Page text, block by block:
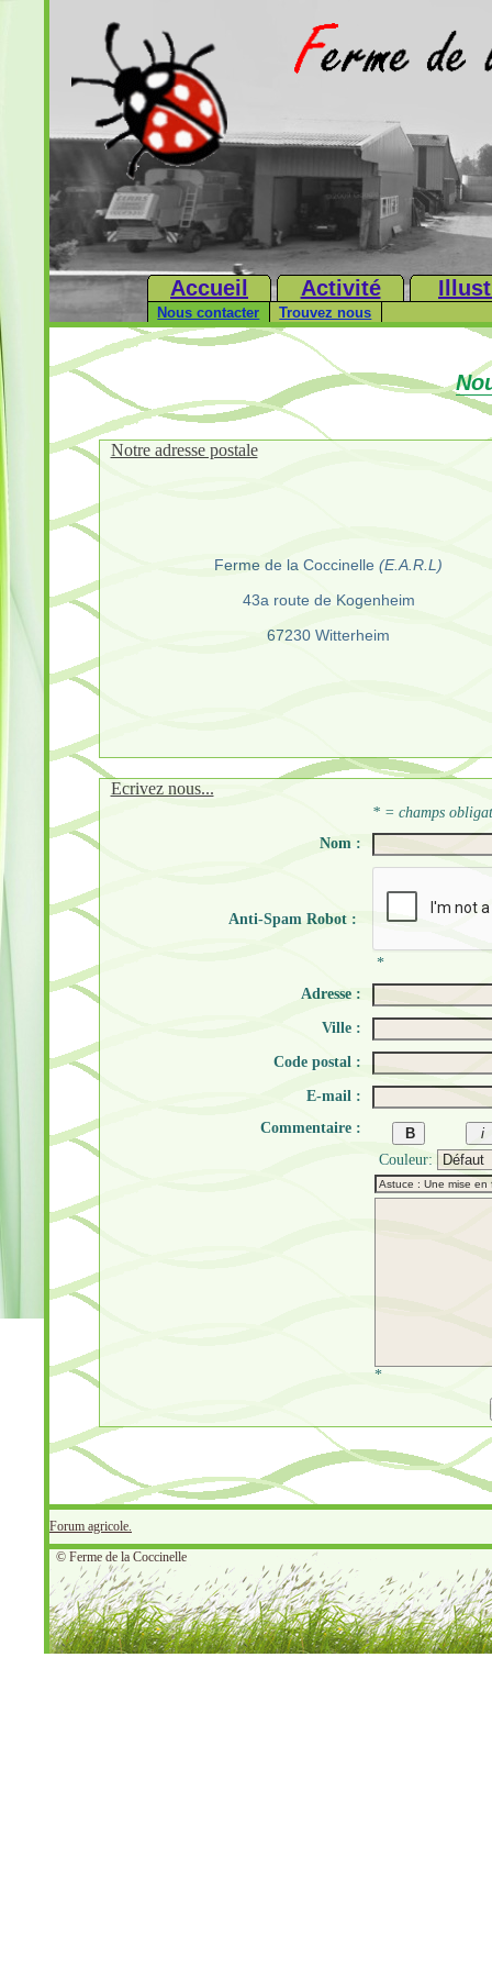
Accueil Activité
Nous contacter Trouvez nous
Notre adresse postale
Ferme de la Coccinelle (E.A.R.L)
43a route de Kogenheim
67230 Witterheim
Ecrivez nous...
* = champs
Nom :
Anti-Spam Robot :
*
Adresse :
Ville :
Code postal :
E-mail :
Commentaire :
Couleur:
*
Forum agricole.
© Ferme de la Coccinelle